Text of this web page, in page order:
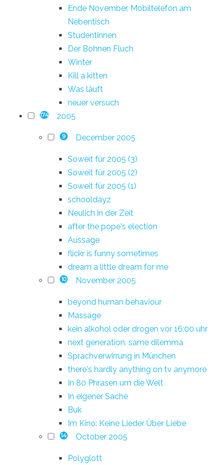
Ende November, Mobiltelefon am
Nebentisch
Studentinnen
Der Bohnen Fluch
Winter
Kill a kitten
Was läuft
neuer versuch
174 2005
9 December 2005
Soweit für 2005 (3)
Soweit für 2005 (2)
Soweit für 2005 (1)
schooldayz
Neulich in der Zeit
after the pope's election
Aussage
flickr is funny sometimes
dream a little dream for me
10 November 2005
beyond human behaviour
Massage
kein alkohol oder drogen vor 16:00 uhr
next generation, same dilemma
Sprachverwirrung in München
there's hardly anything on tv anymore
In 80 Phrasen um die Welt
In eigener Sache
Buk
Im Kino: Keine Lieder Über Liebe
14 October 2005
Polyglott